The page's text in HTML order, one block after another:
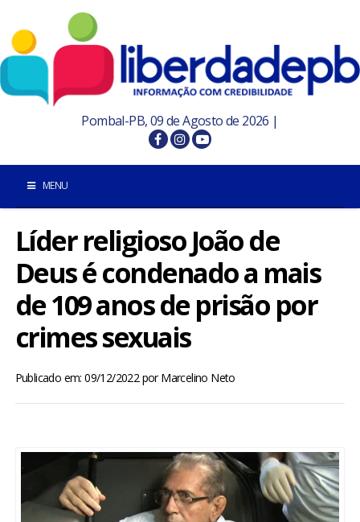
Pombal-PB, 09 de Agosto de 2026 |
MENU
INÍCIO
POMBAL E REGIÃO
ENTRETENIMENTO
Líder religioso João de
Deus é condenado a mais
de 109 anos de prisão por
crimes sexuais
Publicado em: 09/12/2022porMarcelino Neto